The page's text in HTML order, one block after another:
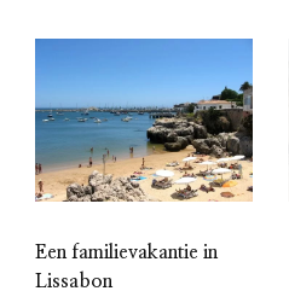
Een familievakantie in
Lissabon